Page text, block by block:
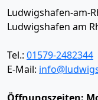
Ludwigshafen-am-
Ludwigshafen am
Tel.: 01579-2482344
E-Mail:
Öffnungszeiten: